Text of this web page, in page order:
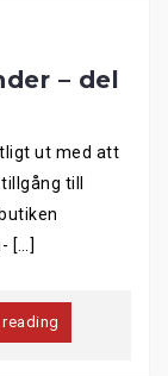
– del
ut med att
till
[…]